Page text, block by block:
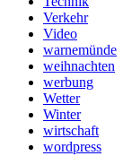
Verkehr
Video
warnemünde
weihnachten
werbung
Wetter
Winter
wirtschaft
wordpress